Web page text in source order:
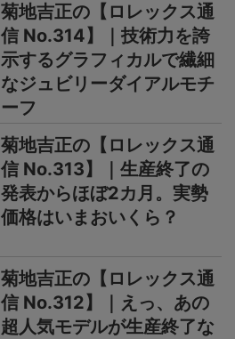
菊地吉正の【ロレックス通
信 No.314】｜技術力を誇
示するグラフィカルで繊細
なジュビリーダイアルモチ
ーフ
菊地吉正の【ロレックス通
信 No.313】｜生産終了の
発表からほぼ2カ月。実勢
価格はいまおいくら？
菊地吉正の【ロレックス通
信 No.312】｜えっ、あの
超人気モデルが生産終了な